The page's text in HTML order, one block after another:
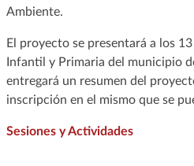
Ambiente.
El proyecto se presentará a los
Infantil y Primaria del municipio
entregará un resumen del
inscripción en el mismo que se
Sesiones y Actividades